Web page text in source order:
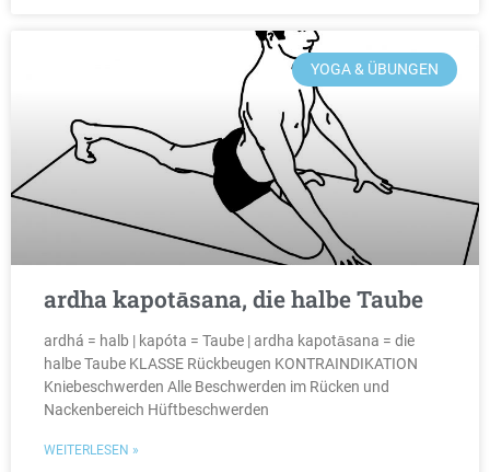
YOGA & ÜBUNGEN
ardha kapotāsana, die halbe Taube
ardhá = halb | kapóta = Taube | ardha kapotāsana = die
halbe Taube KLASSE Rückbeugen KONTRAINDIKATION
Kniebeschwerden Alle Beschwerden im Rücken und
Nackenbereich Hüftbeschwerden
WEITERLESEN »